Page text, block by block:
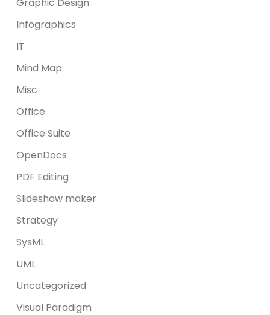
Infographics
IT
Mind Map
Misc
Office
Office Suite
OpenDocs
PDF Editing
Slideshow maker
Strategy
SysML
UML
Uncategorized
Visual Paradigm